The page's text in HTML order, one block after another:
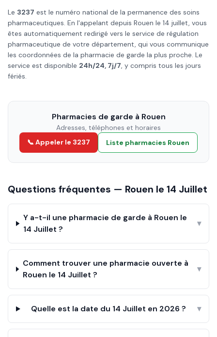
Le 3237 est le numéro national de la permanence des soins
pharmaceutiques. En l'appelant depuis Rouen le 14 juillet, vous
êtes automatiquement redirigé vers le service de régulation
pharmaceutique de votre département, qui vous communique
les coordonnées de la pharmacie de garde la plus proche. Le
service est disponible 24h/24, 7j/7, y compris tous les jours
fériés.
Pharmacies de garde à Rouen
Adresses, téléphones et horaires
📞 Appeler le 3237
Liste pharmacies Rouen
Questions fréquentes — Rouen le 14 Juillet
Y a-t-il une pharmacie de garde à Rouen le
14 Juillet ?
▾
Comment trouver une pharmacie ouverte à
Rouen le 14 Juillet ?
▾
Quelle est la date du 14 Juillet en 2026 ? ▾